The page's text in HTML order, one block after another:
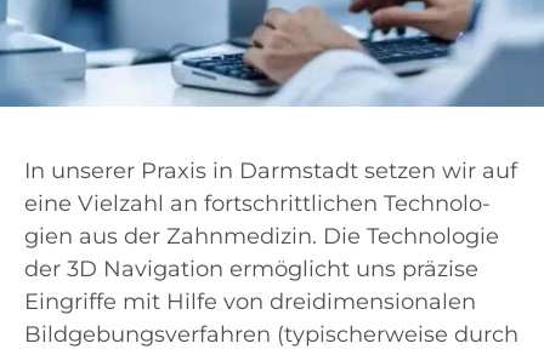
In unse­rer Pra­xis in Darm­stadt set­zen wir auf
eine Viel­zahl an fort­schritt­li­chen Tech­no­lo­
gien aus der Zahn­me­di­zin. Die Tech­no­lo­gie
der 3D Navi­ga­ti­on ermög­licht uns prä­zi­se
Ein­grif­fe mit Hil­fe von drei­di­men­sio­na­len
Bild­ge­bungs­ver­fah­ren (typi­scher­wei­se durch